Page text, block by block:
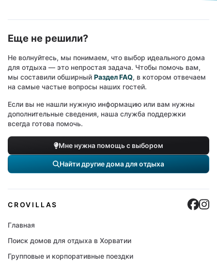
Еще не решили?
Не волнуйтесь, мы понимаем, что выбор идеального дома
для отдыха — это непростая задача. Чтобы помочь вам,
мы составили обширный Раздел FAQ, в котором отвечаем
на самые частые вопросы наших гостей.
Если вы не нашли нужную информацию или вам нужны
дополнительные сведения, наша служба поддержки
всегда готова помочь.
Мне нужна помощь с выбором
Найти другие дома для отдыха
CROVILLAS
Главная
Поиск домов для отдыха в Хорватии
Групповые и корпоративные поездки